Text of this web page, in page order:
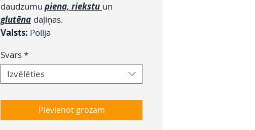
daudzumu piena, riekstu un
glutēna daļiņas.
Valsts: Polija
Svars*
Izvēlēties
Pievienot grozam